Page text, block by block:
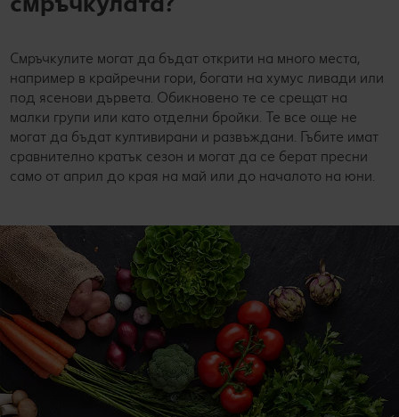
Смръчкулите могат да бъдат открити на много места,
например в крайречни гори, богати на хумус ливади или
под ясенови дървета. Обикновено те се срещат на
малки групи или като отделни бройки. Те все още не
могат да бъдат култивирани и развъждани. Гъбите имат
сравнително кратък сезон и могат да се берат пресни
само от април до края на май или до началото на юни.